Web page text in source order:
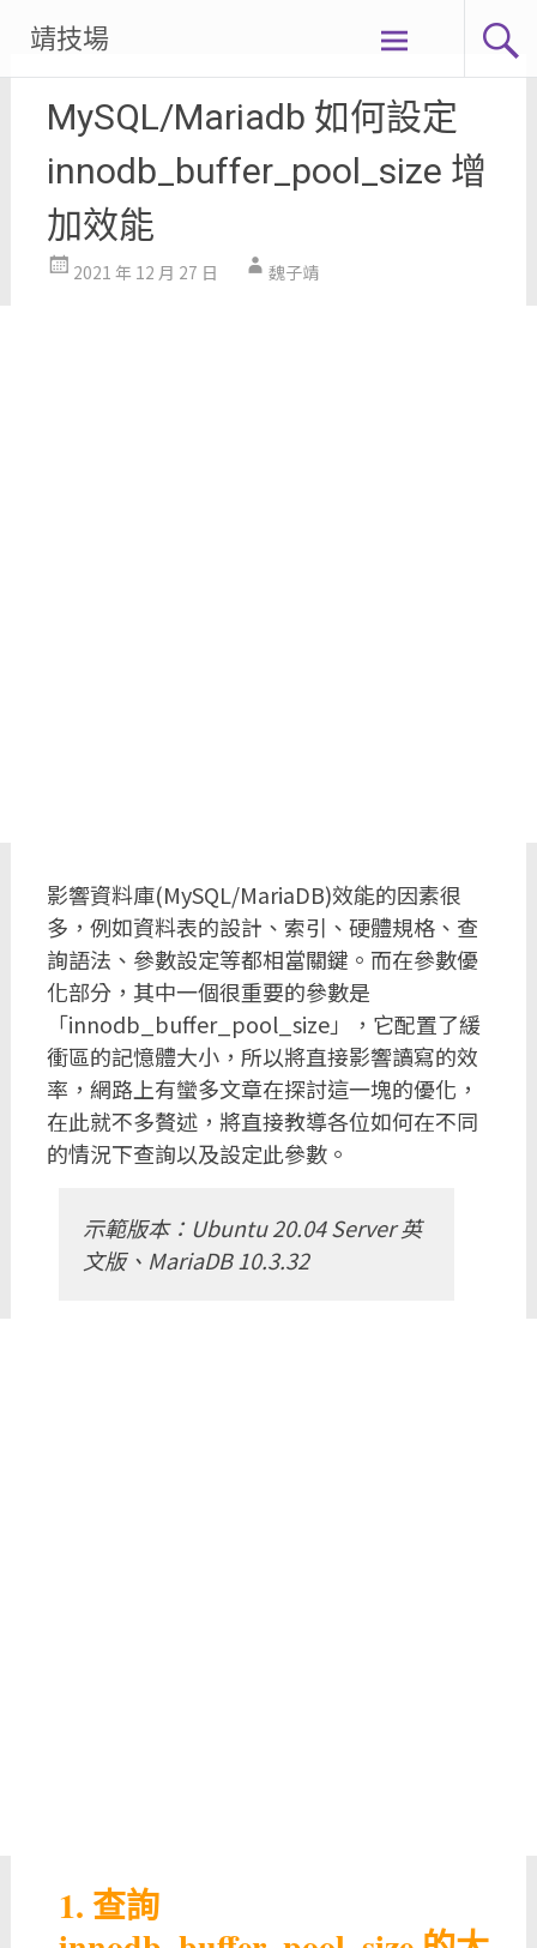
content
靖技場
MySQL/Mariadb 如何設定
innodb_buffer_pool_size 增
加效能
2021 年 12 月 27 日 魏子靖
影響資料庫(MySQL/MariaDB)效能的因素很
多，例如資料表的設計、索引、硬體規格、查
詢語法、參數設定等都相當關鍵。而在參數優
化部分，其中一個很重要的參數是
「innodb_buffer_pool_size」，它配置了緩
衝區的記憶體大小，所以將直接影響讀寫的效
率，網路上有蠻多文章在探討這一塊的優化，
在此就不多贅述，將直接教導各位如何在不同
的情況下查詢以及設定此參數。
示範版本：Ubuntu 20.04 Server 英
文版、MariaDB 10.3.32
1. 查詢